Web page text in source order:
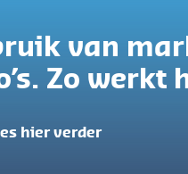
van
Zo werkt
hier verder